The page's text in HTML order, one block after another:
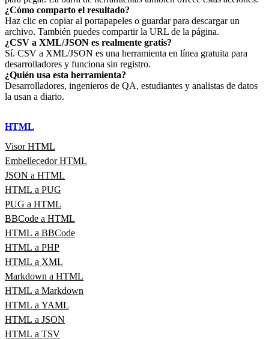
¿Cómo comparto el resultado?
Haz clic en copiar al portapapeles o guardar para descargar un
archivo. También puedes compartir la URL de la página.
¿CSV a XML/JSON es realmente gratis?
Sí. CSV a XML/JSON es una herramienta en línea gratuita para
desarrolladores y funciona sin registro.
¿Quién usa esta herramienta?
Desarrolladores, ingenieros de QA, estudiantes y analistas de datos
la usan a diario.
HTML
Visor HTML
Embellecedor HTML
JSON a HTML
HTML a PUG
PUG a HTML
BBCode a HTML
HTML a BBCode
HTML a PHP
HTML a XML
Markdown a HTML
HTML a Markdown
HTML a YAML
HTML a JSON
HTML a TSV